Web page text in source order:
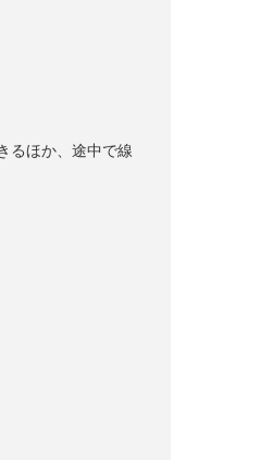
るほか、途中で線